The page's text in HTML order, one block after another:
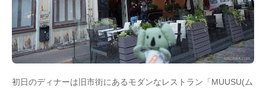
初日のディナーは旧市街にあるモダンなレストラン「MUUSU(ム